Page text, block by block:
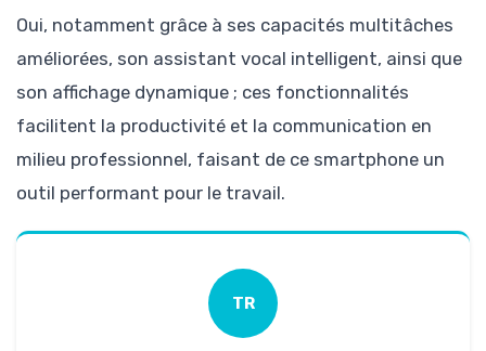
Oui, notamment grâce à ses capacités multitâches
améliorées, son assistant vocal intelligent, ainsi que
son affichage dynamique ; ces fonctionnalités
facilitent la productivité et la communication en
milieu professionnel, faisant de ce smartphone un
outil performant pour le travail.
TR